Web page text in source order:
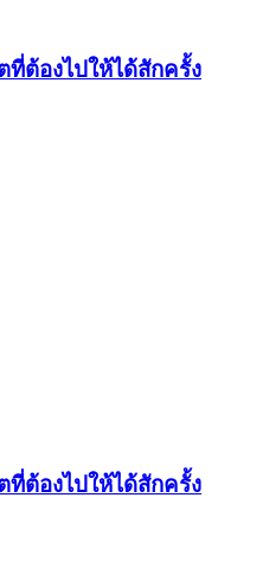
ที่ต้องไปให้ได้สักครั้ง
ที่ต้องไปให้ได้สักครั้ง